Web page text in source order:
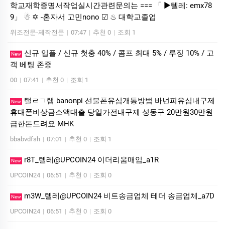
학교재학증명서작업실시간관련문의는 === 「 ▶텔레: emx78
9」 ☃ ✡ -혼자서 고민nono ☑ ♨ 대학교졸업
위조전문-제작전문 | 07:47 | 추천 0 | 조회 1
New
신규 입플 / 신규 첫충 40% / 콤프 최대 5% / 루징 10% / 고
객 베팅 존중
00 | 07:41 | 추천 0 | 조회 1
New
탤ㄹㄱ램 banonpi 선불폰유심개통방법 바넌피유심내구제
휴대폰비상금소액대출 당일가전내구제 성동구 20만원30만원
급한돈드려요 MHK
bbabvdfsh | 07:01 | 추천 0 | 조회 1
New r8T_텔레@UPCOIN24 이더리움매입_a1R
UPCOIN24 | 06:51 | 추천 0 | 조회 0
New m3W_텔레@UPCOIN24 비트송금업체 테더 송금업체_a7D
UPCOIN24 | 06:51 | 추천 0 | 조회 0